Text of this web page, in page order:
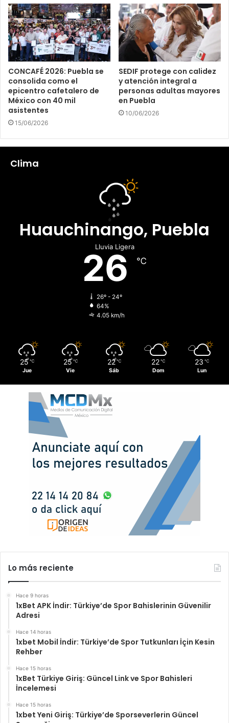
CONCAFÉ 2026: Puebla se
consolida como el
epicentro cafetalero de
México con 40 mil
asistentes
15/06/2026
SEDIF protege con calidez
y atención integral a
personas adultas mayores
en Puebla
10/06/2026
Clima
Huauchinango, Puebla
Lluvia Ligera
26 ℃
26º - 24º
64%
4.05 km/h
25 ℃
Jue
25 ℃
Vie
22 ℃
Sáb
22 ℃
Dom
23 ℃
Lun
Lo más reciente
Hace 9 horas
1xBet APK İndir: Türkiye’de Spor Bahislerinin Güvenilir
Adresi
Hace 14 horas
1xbet Mobil İndir: Türkiye’de Spor Tutkunları İçin Kesin
Rehber
Hace 15 horas
1xBet Türkiye Giriş: Güncel Link ve Spor Bahisleri
İncelemesi
Hace 15 horas
1xbet Yeni Giriş: Türkiye’de Sporseverlerin Güncel